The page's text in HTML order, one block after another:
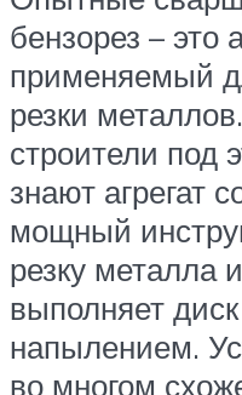
бензорез – это
применяемый
резки
строители под
знают агрегат
мощный
резку металла
выполняет
напылением.
во многом